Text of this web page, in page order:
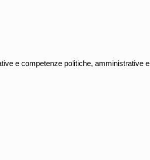
e competenze politiche, amministrative e